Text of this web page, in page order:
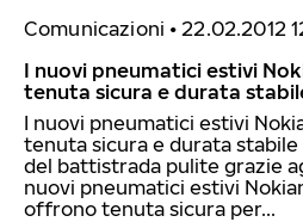
Comunicazioni • 22.02.2012
I nuovi pneumatici estivi
tenuta sicura e durata
I nuovi pneumatici estivi
tenuta sicura e durata stabile
del battistrada pulite grazie
nuovi pneumatici estivi
offrono tenuta sicura per...